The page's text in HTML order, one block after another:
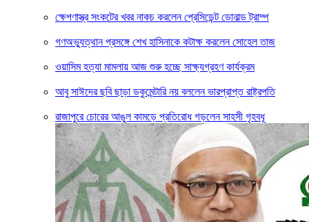
ক্ষেপণাস্ত্র সংকটের খবর নাকচ করলেন প্রেসিডেন্ট ডোনাল্ড ট্রাম্প
গণঅভ্যুত্থান প্রসঙ্গে শেখ হাসিনাকে কটাক্ষ করলেন সোহেল তাজ
ওয়াসিম হত্যা মামলায় আজ শুরু হচ্ছে সাক্ষ্যগ্রহণ কার্যক্রম
আবু সাঈদের ছবি ছাড়া ডকুমেন্টারি নয় বললেন ভারপ্রাপ্ত রাষ্ট্রপতি
রাজাপুরে চোরের আঙুল কামড়ে প্রতিরোধ গড়লেন সাহসী গৃহবধূ